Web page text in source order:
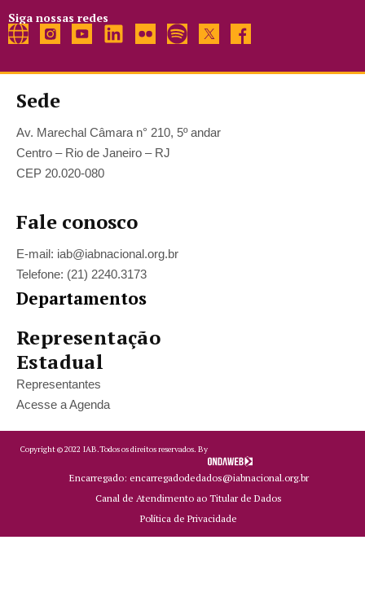
Siga nossas redes
Sede
Av. Marechal Câmara n° 210, 5º andar
Centro – Rio de Janeiro – RJ
CEP 20.020-080
Fale conosco
E-mail: iab@iabnacional.org.br
Telefone: (21) 2240.3173
Departamentos
Representação
Estadual
Representantes
Acesse a Agenda
Copyright ©2022 IAB.Todos os direitos reservados. By
Encarregado: encarregadodedados@iabnacional.org.br
Canal de Atendimento ao Titular de Dados
Política de Privacidade